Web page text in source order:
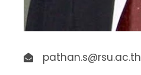
pathan.s@rsu.ac.th